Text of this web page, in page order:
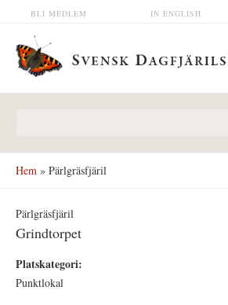
Hoppa till huvudinnehåll IN ENGLISH
BLI MEDLEM
Hem » Pärlgräsfjäril
Pärlgräsfjäril
Grindtorpet
Platskategori:
Punktlokal